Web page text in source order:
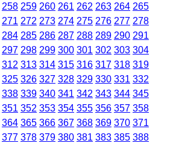
258 259 260 261 262 263 264 265
271 272 273 274 275 276 277 278
284 285 286 287 288 289 290 291
297 298 299 300 301 302 303 304
312 313 314 315 316 317 318 319
325 326 327 328 329 330 331 332
338 339 340 341 342 343 344 345
351 352 353 354 355 356 357 358
364 365 366 367 368 369 370 371
377 378 379 380 381 383 385 388